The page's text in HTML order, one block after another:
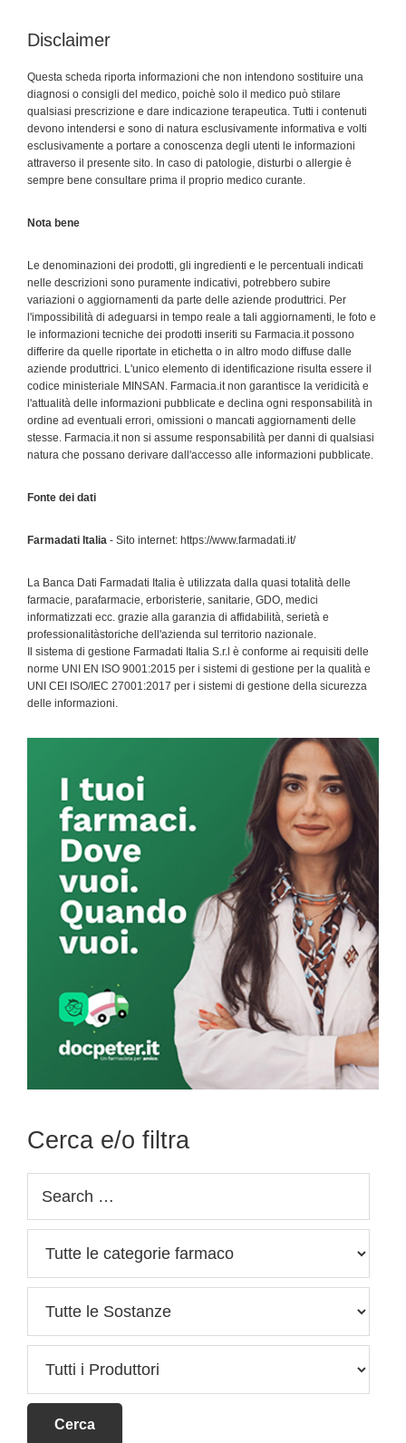
Disclaimer
Questa scheda riporta informazioni che non intendono sostituire una
diagnosi o consigli del medico, poichè solo il medico può stilare
qualsiasi prescrizione e dare indicazione terapeutica. Tutti i contenuti
devono intendersi e sono di natura esclusivamente informativa e volti
esclusivamente a portare a conoscenza degli utenti le informazioni
attraverso il presente sito. In caso di patologie, disturbi o allergie è
sempre bene consultare prima il proprio medico curante.
Nota bene
Le denominazioni dei prodotti, gli ingredienti e le percentuali indicati
nelle descrizioni sono puramente indicativi, potrebbero subire
variazioni o aggiornamenti da parte delle aziende produttrici. Per
l'impossibilità di adeguarsi in tempo reale a tali aggiornamenti, le foto e
le informazioni tecniche dei prodotti inseriti su Farmacia.it possono
differire da quelle riportate in etichetta o in altro modo diffuse dalle
aziende produttrici. L'unico elemento di identificazione risulta essere il
codice ministeriale MINSAN. Farmacia.it non garantisce la veridicità e
l'attualità delle informazioni pubblicate e declina ogni responsabilità in
ordine ad eventuali errori, omissioni o mancati aggiornamenti delle
stesse. Farmacia.it non si assume responsabilità per danni di qualsiasi
natura che possano derivare dall'accesso alle informazioni pubblicate.
Fonte dei dati
Farmadati Italia - Sito internet: https://www.farmadati.it/
La Banca Dati Farmadati Italia è utilizzata dalla quasi totalità delle
farmacie, parafarmacie, erboristerie, sanitarie, GDO, medici
informatizzati ecc. grazie alla garanzia di affidabilità, serietà e
professionalitàstoriche dell'azienda sul territorio nazionale.
Il sistema di gestione Farmadati Italia S.r.l è conforme ai requisiti delle
norme UNI EN ISO 9001:2015 per i sistemi di gestione per la qualità e
UNI CEI ISO/IEC 27001:2017 per i sistemi di gestione della sicurezza
delle informazioni.
Sidebar
Cerca e/o filtra